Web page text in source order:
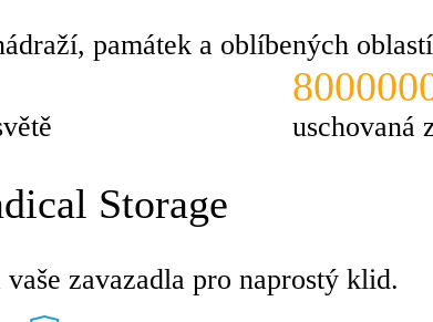
památek a oblíbených
uschovaná
Storage
zavazadla pro naprostý klid.